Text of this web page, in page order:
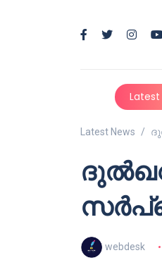
Latest
Latest News
webdesk